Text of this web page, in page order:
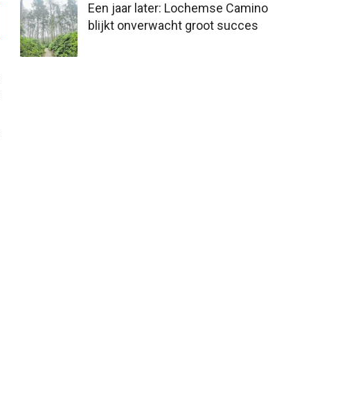
Een jaar later: Lochemse Camino
blijkt onverwacht groot succes